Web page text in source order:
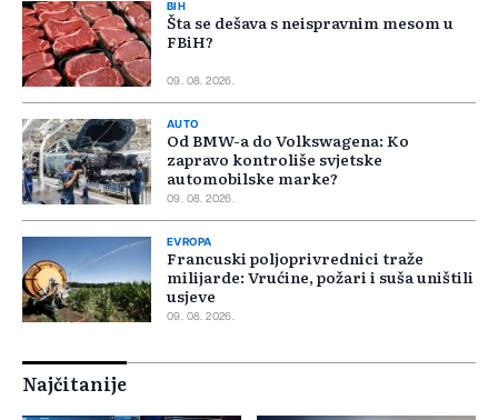
BIH
Šta se dešava s neispravnim mesom u
FBiH?
09. 08. 2026.
AUTO
Od BMW-a do Volkswagena: Ko
zapravo kontroliše svjetske
automobilske marke?
09. 08. 2026.
EVROPA
Francuski poljoprivrednici traže
milijarde: Vrućine, požari i suša uništili
usjeve
09. 08. 2026.
Najčitanije